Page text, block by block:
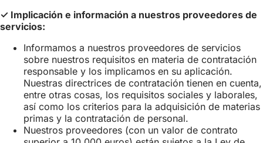
✓ Implicación e información a nuestros proveedores de
servicios:
Informamos a nuestros proveedores de servicios
sobre nuestros requisitos en materia de contratación
responsable y los implicamos en su aplicación.
Nuestras directrices de contratación tienen en cuenta,
entre otras cosas, los requisitos sociales y laborales,
así como los criterios para la adquisición de materias
primas y la contratación de personal.
Nuestros proveedores (con un valor de contrato